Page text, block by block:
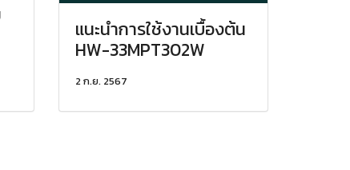
แนะนำการใช้งานเบื้องต้น
HW-33MPT302W
2 ก.ย. 2567